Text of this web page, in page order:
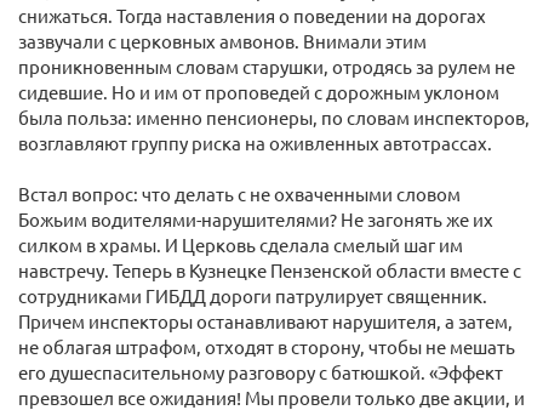
снижаться. Тогда наставления о поведении на дорогах
зазвучали с церковных амвонов. Внимали этим
проникновенным словам старушки, отродясь за рулем не
сидевшие. Но и им от проповедей с дорожным уклоном
была польза: именно пенсионеры, по словам инспекторов,
возглавляют группу риска на оживленных автотрассах.
Встал вопрос: что делать с не охваченными словом
Божьим водителями-нарушителями? Не загонять же их
силком в храмы. И Церковь сделала смелый шаг им
навстречу. Теперь в Кузнецке Пензенской области вместе с
сотрудниками ГИБДД дороги патрулирует священник.
Причем инспекторы останавливают нарушителя, а затем,
не облагая штрафом, отходят в сторону, чтобы не мешать
его душеспасительному разговору с батюшкой. «Эффект
превзошел все ожидания! Мы провели только две акции, и